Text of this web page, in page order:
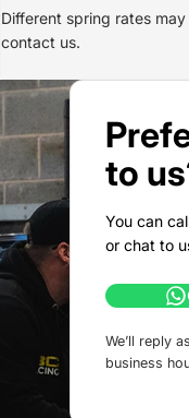
Different spring rates
contact us.
to
You can
or chat to
We’ll reply
business